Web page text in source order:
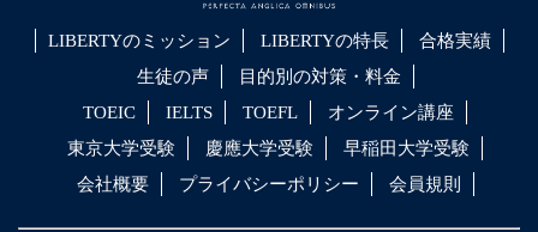
LIBERTYのミッション LIBERTYの特長
合格実績
生徒の声
目的別の対策・料金
TOEIC
IELTS TOEFL
オンライン講座
東京大学受験
慶應大学受験
早稲田大学受験
会社概要
プライバシーポリシー 会員規則